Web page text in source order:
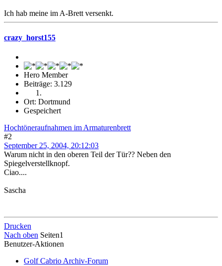
Ich hab meine im A-Brett versenkt.
crazy_horst155
Hero Member
Beiträge: 3.129
Ort: Dortmund
Gespeichert
Hochtöneraufnahmen im Armaturenbrett
#2
September 25, 2004, 20:12:03
Warum nicht in den oberen Teil der Tür?? Neben den
Spiegelverstellknopf.
Ciao....
Sascha
Drucken
Nach oben Seiten1
Benutzer-Aktionen
Golf Cabrio Archiv-Forum